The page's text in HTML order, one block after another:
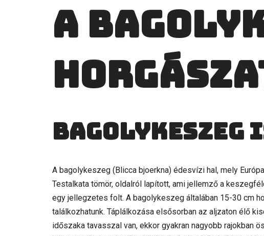
A
Bagolykeszeg
A bagolykeszeg (Blicca bjoerkna) édesvízi hal, mely
Testalkata tömör, oldalról lapított, ami jellemző a
egy jellegzetes folt. A bagolykeszeg általában 15-30 cm
találkozhatunk. Táplálkozása elsősorban az aljzaton élő
időszaka tavasszal van, ekkor gyakran nagyobb rajokban